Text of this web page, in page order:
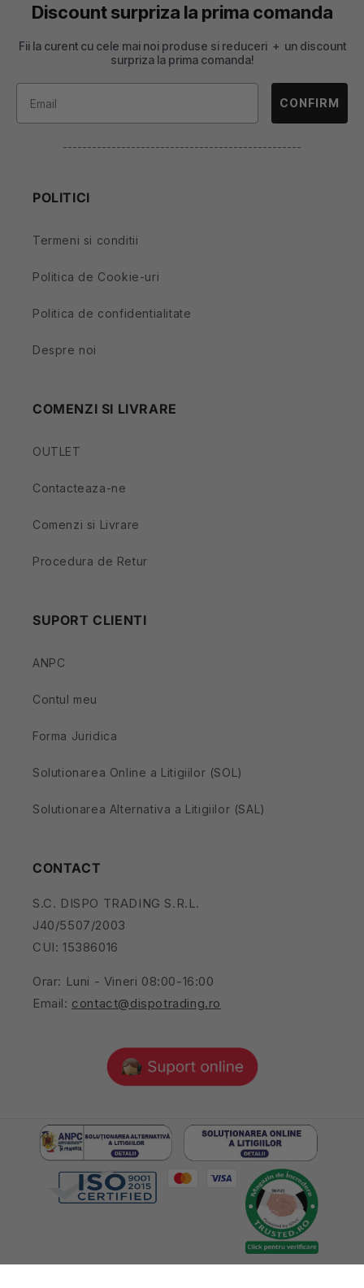
Discount surpriza la prima comanda
Fii la curent cu cele mai noi produse si reduceri + un discount
surpriza la prima comanda!
CONFIRM
-------------------------------------------------
POLITICI
Termeni si conditii
Politica de Cookie-uri
Politica de confidentialitate
Despre noi
COMENZI SI LIVRARE
OUTLET
Contacteaza-ne
Comenzi si Livrare
Procedura de Retur
SUPORT CLIENTI
ANPC
Contul meu
Forma Juridica
Solutionarea Online a Litigiilor (SOL)
Solutionarea Alternativa a Litigiilor (SAL)
CONTACT
S.C. DISPO TRADING S.R.L.
J40/5507/2003
CUI: 15386016
Orar: Luni - Vineri 08:00-16:00
Email: contact@dispotrading.ro